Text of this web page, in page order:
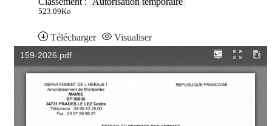
523.09Ko
Télécharger Visualiser